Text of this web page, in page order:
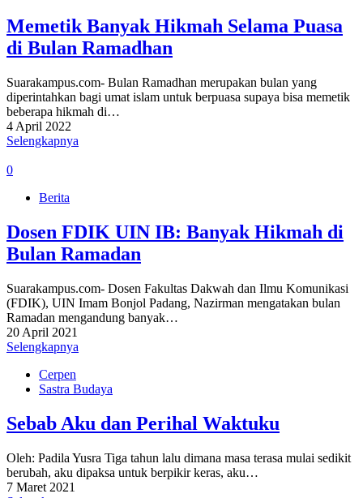
Memetik Banyak Hikmah Selama Puasa
di Bulan Ramadhan
Suarakampus.com- Bulan Ramadhan merupakan bulan yang
diperintahkan bagi umat islam untuk berpuasa supaya bisa memetik
beberapa hikmah di…
4 April 2022
Selengkapnya
0
Berita
Dosen FDIK UIN IB: Banyak Hikmah di
Bulan Ramadan
Suarakampus.com- Dosen Fakultas Dakwah dan Ilmu Komunikasi
(FDIK), UIN Imam Bonjol Padang, Nazirman mengatakan bulan
Ramadan mengandung banyak…
20 April 2021
Selengkapnya
Cerpen
Sastra Budaya
Sebab Aku dan Perihal Waktuku
Oleh: Padila Yusra Tiga tahun lalu dimana masa terasa mulai sedikit
berubah, aku dipaksa untuk berpikir keras, aku…
7 Maret 2021